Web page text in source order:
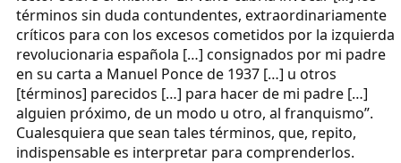
términos sin duda contundentes, extraordinariamente
críticos para con los excesos cometidos por la izquierda
revolucionaria española […] consignados por mi padre
en su carta a Manuel Ponce de 1937 […] u otros
[términos] parecidos […] para hacer de mi padre […]
alguien próximo, de un modo u otro, al franquismo”.
Cualesquiera que sean tales términos, que, repito,
indispensable es interpretar para comprenderlos.